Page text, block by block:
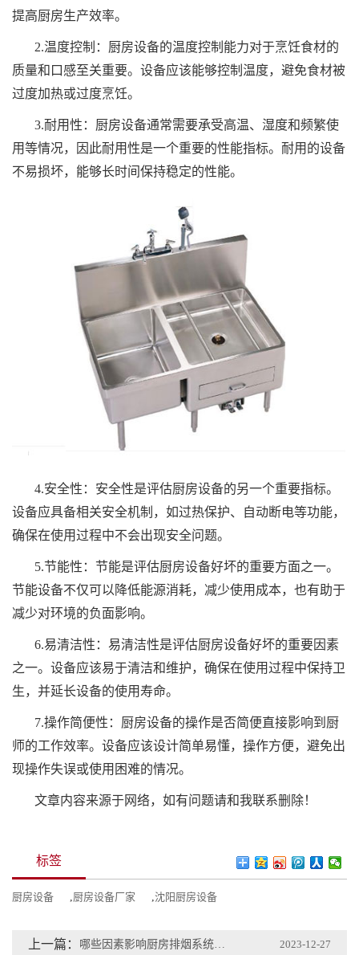
提高厨房生产效率。
2.温度控制：厨房设备的温度控制能力对于烹饪食材的
质量和口感至关重要。设备应该能够控制温度，避免食材被
过度加热或过度烹饪。
3.耐用性：厨房设备通常需要承受高温、湿度和频繁使
用等情况，因此耐用性是一个重要的性能指标。耐用的设备
不易损坏，能够长时间保持稳定的性能。
4.安全性：安全性是评估厨房设备的另一个重要指标。
设备应具备相关安全机制，如过热保护、自动断电等功能，
确保在使用过程中不会出现安全问题。
5.节能性：节能是评估厨房设备好坏的重要方面之一。
节能设备不仅可以降低能源消耗，减少使用成本，也有助于
减少对环境的负面影响。
6.易清洁性：易清洁性是评估厨房设备好坏的重要因素
之一。设备应该易于清洁和维护，确保在使用过程中保持卫
生，并延长设备的使用寿命。
7.操作简便性：厨房设备的操作是否简便直接影响到厨
师的工作效率。设备应该设计简单易懂，操作方便，避免出
现操作失误或使用困难的情况。
文章内容来源于网络，如有问题请和我联系删除！
标签
厨房设备 ,厨房设备厂家 ,沈阳厨房设备
上一篇： 哪些因素影响厨房排烟系统的性能？ 2023-12-27